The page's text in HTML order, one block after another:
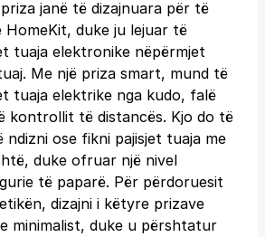
janë të dizajnuara për të
HomeKit, duke ju lejuar të
tuaja elektronike nëpërmjet
Me një priza smart, mund të
tuaja elektrike nga kudo, falë
kontrollit të distancës. Kjo do të
ose fikni pajisjet tuaja me
duke ofruar një nivel
të paparë. Për përdoruesit
dizajni i këtyre prizave
minimalist, duke u përshtatur